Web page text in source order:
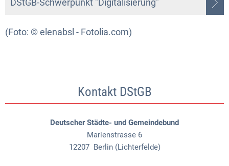
(Foto: © elenabsl - Fotolia.com)
Kontakt DStGB
Deutscher Städte- und Gemeindebund
Marienstrasse 6
12207 Berlin (Lichterfelde)